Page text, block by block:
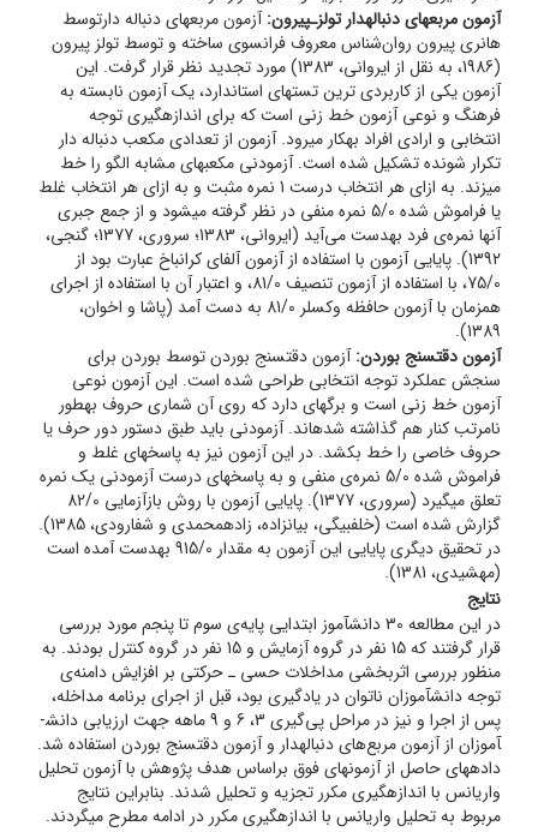
آزمون مربع­های دنباله­دار تولزـ­پیرون:آزمون مربع­های دنباله دارتوسط
هانری پیرون روان‌شناس معروف فرانسوی ساخته و توسط تولز پیرون
(1986، به نقل از ایروانی، 1383) مورد تجدید نظر قرار گرفت. این
آزمون یکی از کاربردی ترین تست­های استاندارد، یک آزمون نابسته به
فرهنگ و نوعی آزمون خط زنی است که برای اندازه­گیری توجه
انتخابی و ارادی افراد به­کار می­رود. آزمون از تعدادی مکعب دنباله دار
تکرار شونده تشکیل شده است. آزمودنی مکعب­های مشابه الگو را خط
می­زند. به ازای هر انتخاب درست 1 نمره مثبت و به ازای هر انتخاب غلط
یا فراموش شده 5/0 نمره منفی در نظر گرفته می­شود و از جمع جبری
آن­ها نمره‌ی فرد به­دست می‌آید (ایروانی، 1383؛ سروری، 1377؛ گنجی،
1392). پایایی آزمون با استفاده از آزمون آلفای کرانباخ عبارت بود از
75/0، با استفاده از آزمون تنصیف 81/0، و اعتبار آن با استفاده از اجرای
همزمان با آزمون حافظه وکسلر 81/0 به دست آمد (پاشا و اخوان،
1389).
آزمون دقت­سنج بوردن:آزمون دقت­سنج بوردن توسط بوردن برای
سنجش عملکرد توجه انتخابی طراحی شده است. این آزمون نوعی
آزمون خط زنی است و برگه­ای دارد که روی آن شماری حروف به­طور
نامرتب کنار هم گذاشته شده­اند. آزمودنی باید طبق دستور دور حرف یا
حروف خاصی را خط بکشد. در این آزمون نیز به پاسخ­های غلط و
فراموش شده 5/0 نمره‌ی منفی و به پاسخ­های درست آزمودنی یک نمره
تعلق می­گیرد (سروری، 1377). پایایی آزمون با روش بازآزمایی 82/0
گزارش شده است (خلف­بیگی، بیان­زاده، زاده­محمدی و شفارودی، 1385).
در تحقیق دیگری پایایی این آزمون به مقدار 915/0 به­دست آمده است
(مهشیدی، 1381).
نتایج
در این مطالعه 30 دانش­آموز ابتدایی پایه‌ی سوم تا پنجم مورد بررسی
قرار گرفتند که 15 نفر در گروه آزمایش و 15 نفر در گروه کنترل بودند. به
منظور بررسی اثربخشی مداخلات حسی ـ حرکتی بر افزایش دامنه‌ی
توجه دانش­آموزان ناتوان­ در یادگیری بود، قبل از اجرای برنامه مداخله،
پس از اجرا و نیز در مراحل پی‌گیری 3، 6 و 9 ماهه جهت ارزیابی دانش­
آموزان از آزمون مربع‌های دنباله­دار و آزمون دقت­سنج بوردن استفاده شد.
داده­های حاصل از آزمون­های فوق براساس هدف پژوهش با آزمون تحلیل
واریانس با اندازه­گیری مکرر تجزیه و تحلیل شدند. بنابراین نتایج
مربوط به تحلیل واریانس با اندازه­گیری مکرر در ادامه مطرح می­گردند.